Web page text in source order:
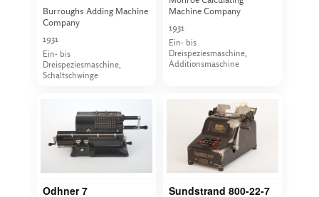
Burroughs Adding Machine
Company
1931
Ein- bis
Dreispeziesmaschine,
Schaltschwinge
Machine Company
1931
Ein- bis
Dreispeziesmaschine,
Additionsmaschine
Odhner 7 Sundstrand 800-22-7